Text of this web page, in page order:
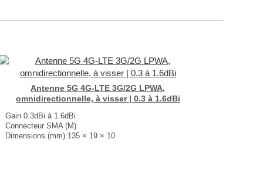
Antenne 5G 4G-LTE 3G/2G LPWA,
omnidirectionnelle, à visser | 0.3 à 1.6dBi
Gain 0.3dBi à 1.6dBi
Connecteur SMA (M)
Dimensions (mm) 135 × 19 × 10